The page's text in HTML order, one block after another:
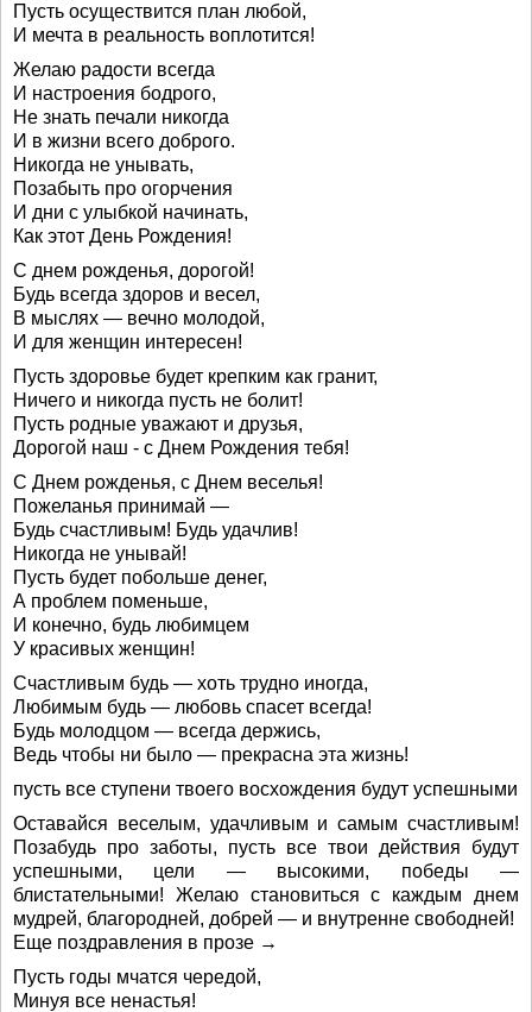
Пусть осуществится план любой,
И мечта в реальность воплотится!
Желаю радости всегда
И настроения бодрого,
Не знать печали никогда
И в жизни всего доброго.
Никогда не унывать,
Позабыть про огорчения
И дни с улыбкой начинать,
Как этот День Рождения!
С днем рожденья, дорогой!
Будь всегда здоров и весел,
В мыслях — вечно молодой,
И для женщин интересен!
Пусть здоровье будет крепким как гранит,
Ничего и никогда пусть не болит!
Пусть родные уважают и друзья,
Дорогой наш - с Днем Рождения тебя!
С Днем рожденья, с Днем веселья!
Пожеланья принимай —
Будь счастливым! Будь удачлив!
Никогда не унывай!
Пусть будет побольше денег,
А проблем поменьше,
И конечно, будь любимцем
У красивых женщин!
Счастливым будь — хоть трудно иногда,
Любимым будь — любовь спасет всегда!
Будь молодцом — всегда держись,
Ведь чтобы ни было — прекрасна эта жизнь!
пусть все ступени твоего восхождения будут успешными
Оставайся веселым, удачливым и самым счастливым!
Позабудь про заботы, пусть все твои действия будут
успешными, цели — высокими, победы —
блистательными! Желаю становиться с каждым днем
мудрей, благородней, добрей — и внутренне свободней!
Еще поздравления в прозе →
Пусть годы мчатся чередой,
Минуя все ненастья!